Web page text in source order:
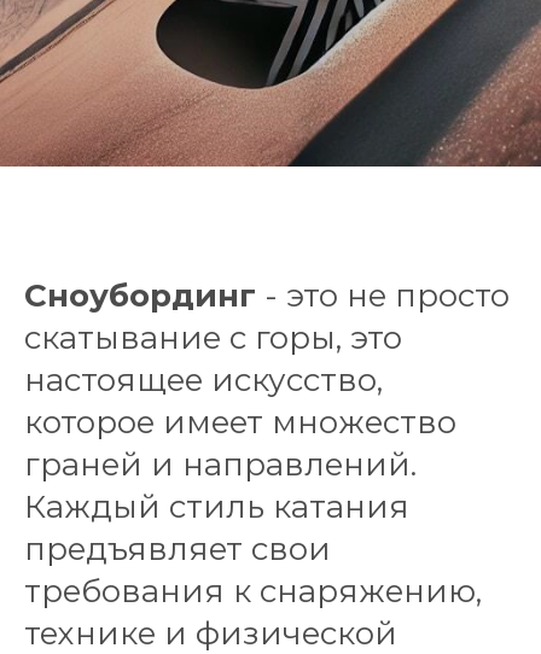
Сноубординг - это не просто
скатывание с горы, это
настоящее искусство,
которое имеет множество
граней и направлений.
Каждый стиль катания
предъявляет свои
требования к снаряжению,
технике и физической